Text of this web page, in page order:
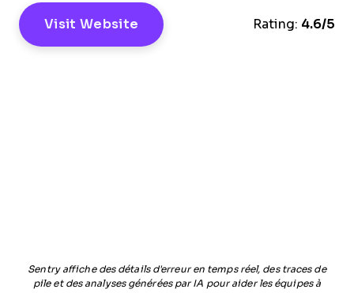
Visit Website Rating: 4.6/5
Sentry affiche des détails d'erreur en temps réel, des traces de
pile et des analyses générées par IA pour aider les équipes à